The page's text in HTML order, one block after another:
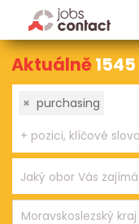
Aktuálně1545
× purchasing